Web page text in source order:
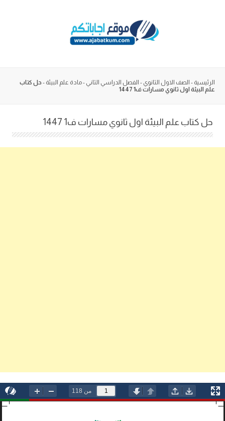
الرئيسية - الصف الاول الثانوي - الفصل الدراسي الثاني -مادة علم البيئة - حل كتاب
علم البيئة اول ثانوي مسارات ف1 1447
حل كتاب علم البيئة اول ثانوي مسارات ف1 1447